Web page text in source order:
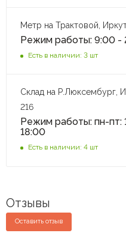
Метр на Трактовой,
Режим работы: 9:00 -
Есть в наличии: 3 шт
Склад на Р.Люксембург,
216
Режим работы: пн-пт:
18:00
Есть в наличии: 4 шт
Отзывы
Оставить отзыв